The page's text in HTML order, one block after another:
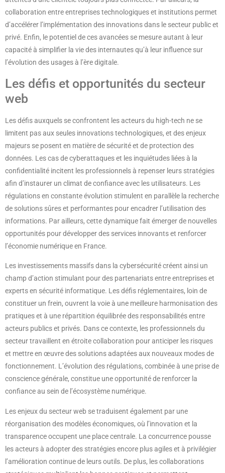
collaboration entre entreprises technologiques et institutions permet
d’accélérer l’implémentation des innovations dans le secteur public et
privé. Enfin, le potentiel de ces avancées se mesure autant à leur
capacité à simplifier la vie des internautes qu’à leur influence sur
l’évolution des usages à l’ère digitale.
Les défis et opportunités du secteur
web
Les défis auxquels se confrontent les acteurs du high-tech ne se
limitent pas aux seules innovations technologiques, et des enjeux
majeurs se posent en matière de sécurité et de protection des
données. Les cas de cyberattaques et les inquiétudes liées à la
confidentialité incitent les professionnels à repenser leurs stratégies
afin d’instaurer un climat de confiance avec les utilisateurs. Les
régulations en constante évolution stimulent en parallèle la recherche
de solutions sûres et performantes pour encadrer l’utilisation des
informations. Par ailleurs, cette dynamique fait émerger de nouvelles
opportunités pour développer des services innovants et renforcer
l’économie numérique en France.
Les investissements massifs dans la cybersécurité créent ainsi un
champ d’action stimulant pour des partenariats entre entreprises et
experts en sécurité informatique. Les défis réglementaires, loin de
constituer un frein, ouvrent la voie à une meilleure harmonisation des
pratiques et à une répartition équilibrée des responsabilités entre
acteurs publics et privés. Dans ce contexte, les professionnels du
secteur travaillent en étroite collaboration pour anticiper les risques
et mettre en œuvre des solutions adaptées aux nouveaux modes de
fonctionnement. L’évolution des régulations, combinée à une prise de
conscience générale, constitue une opportunité de renforcer la
confiance au sein de l’écosystème numérique.
Les enjeux du secteur web se traduisent également par une
réorganisation des modèles économiques, où l’innovation et la
transparence occupent une place centrale. La concurrence pousse
les acteurs à adopter des stratégies encore plus agiles et à privilégier
l’amélioration continue de leurs outils. De plus, les collaborations